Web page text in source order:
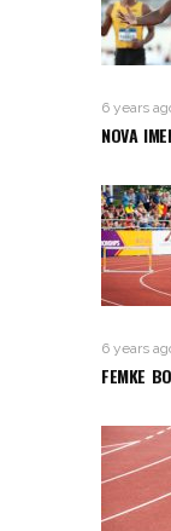
6 years
NOVA
6 years
FEMKE